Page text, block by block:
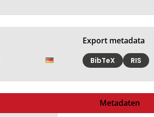
Export metadata
BibTeX RIS
Metadaten